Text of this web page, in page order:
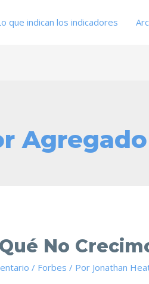
que indican los indicadores
Agregado
No
/ Forbes / Por Jonathan